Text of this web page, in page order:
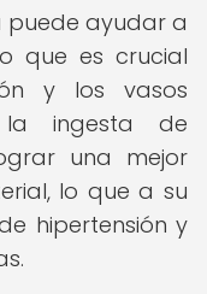
puede ayudar a
que es crucial
y los vasos
la ingesta de
una mejor
lo que a su
hipertensión y